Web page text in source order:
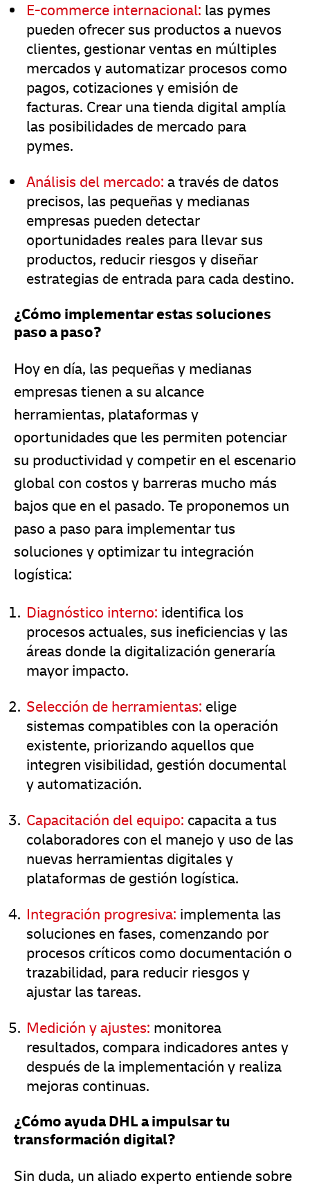
E-commerce internacional: las pymes
pueden ofrecer sus productos a nuevos
clientes, gestionar ventas en múltiples
mercados y automatizar procesos como
pagos, cotizaciones y emisión de
facturas. Crear una tienda digital amplía
las posibilidades de mercado para
pymes.
Análisis del mercado: a través de datos
precisos, las pequeñas y medianas
empresas pueden detectar
oportunidades reales para llevar sus
productos, reducir riesgos y diseñar
estrategias de entrada para cada destino.
¿Cómo implementar estas soluciones
paso a paso?
Hoy en día, las pequeñas y medianas
empresas tienen a su alcance
herramientas, plataformas y
oportunidades que les permiten potenciar
su productividad y competir en el escenario
global con costos y barreras mucho más
bajos que en el pasado. Te proponemos un
paso a paso para implementar tus
soluciones y optimizar tu integración
logística:
Diagnóstico interno: identifica los
procesos actuales, sus ineficiencias y las
áreas donde la digitalización generaría
mayor impacto.
Selección de herramientas: elige
sistemas compatibles con la operación
existente, priorizando aquellos que
integren visibilidad, gestión documental
y automatización.
Capacitación del equipo: capacita a tus
colaboradores con el manejo y uso de las
nuevas herramientas digitales y
plataformas de gestión logística.
Integración progresiva: implementa las
soluciones en fases, comenzando por
procesos críticos como documentación o
trazabilidad, para reducir riesgos y
ajustar las tareas.
Medición y ajustes: monitorea
resultados, compara indicadores antes y
después de la implementación y realiza
mejoras continuas.
¿Cómo ayuda DHL a impulsar tu
transformación digital?
Sin duda, un aliado experto entiende sobre